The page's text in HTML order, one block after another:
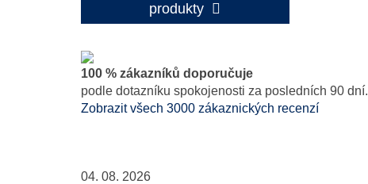
produkty
100 % zákazníků doporučuje
podle dotazníku spokojenosti za posledních 90 dní.
Zobrazit všech 3000 zákaznických recenzí
04. 08. 2026